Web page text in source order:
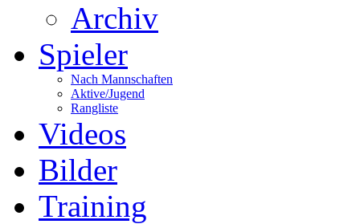
Archiv
Spieler
Nach Mannschaften
Aktive/Jugend
Rangliste
Videos
Bilder
Training